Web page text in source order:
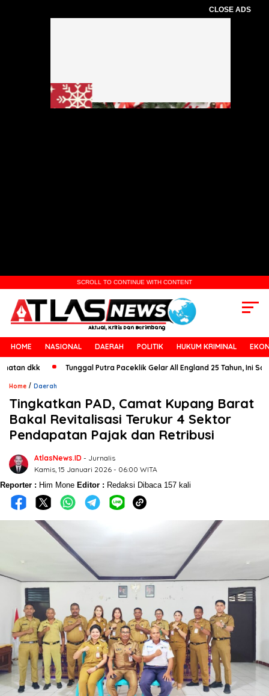
CLOSE ADS
SCROLL TO CONTINUE WITH CONTENT
HOME NASIONAL DAERAH POLITIK HUKUM KRIMINAL
Tunggal Putra Paceklik Gelar All England 25 Tahun, Ini Saran
Home / Daerah
Tingkatkan PAD, Camat Kupang Barat
Bakal Revitalisasi Terukur 4 Sektor
Pendapatan Pajak dan Retribusi
AtlasNews.ID - Jurnalis
Kamis, 15 Januari 2026 - 06:00 WITA
Reporter : Him Mone Editor : Redaksi Dibaca 157 kali